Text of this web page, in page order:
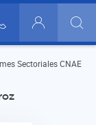
900 10 30 20
Login
Sectoriales CNAE